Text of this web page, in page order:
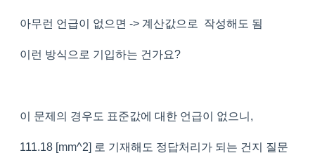
아무런 언급이 없으면 -> 계산값으로 작성해도 됨
이런 방식으로 기입하는 건가요?
이 문제의 경우도 표준값에 대한 언급이 없으니,
111.18 [mm^2] 로 기재해도 정답처리가 되는 건지 질문